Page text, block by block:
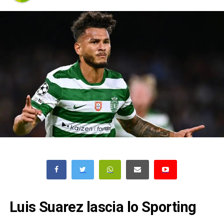
Luis Suarez lascia lo Sporting